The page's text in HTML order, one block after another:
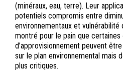
(minéraux, eau, terre). Leur
potentiels compromis entre
environnementaux et
montré pour le pain que certaines
d’approvisionnement peuvent
sur le plan environnemental mais
plus critiques.